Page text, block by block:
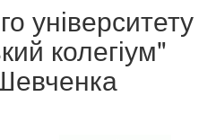
університету
колегіум"